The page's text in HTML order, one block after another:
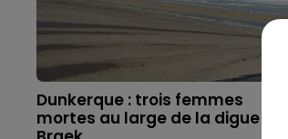
Dunkerque : trois femmes
mortes au large de la digue du